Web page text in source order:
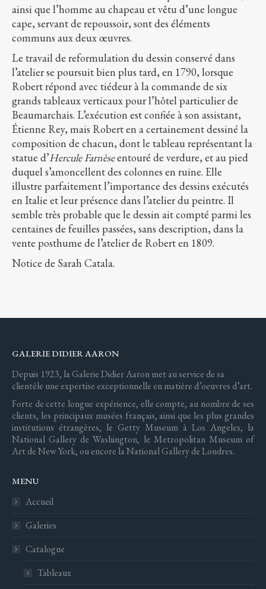
ainsi que l’homme au chapeau et vêtu d’une longue
cape, servant de repoussoir, sont des éléments
communs aux deux œuvres.
Le travail de reformulation du dessin conservé dans
l’atelier se poursuit bien plus tard, en 1790, lorsque
Robert répond avec tiédeur à la commande de six
grands tableaux verticaux pour l’hôtel particulier de
Beaumarchais. L’exécution est confiée à son assistant,
Étienne Rey, mais Robert en a certainement dessiné la
composition de chacun, dont le tableau représentant la
statue d’Hercule Farnèseentouré de verdure, et au pied
duquel s’amoncellent des colonnes en ruine. Elle
illustre parfaitement l’importance des dessins exécutés
en Italie et leur présence dans l’atelier du peintre. Il
semble très probable que le dessin ait compté parmi les
centaines de feuilles passées, sans description, dans la
vente posthume de l’atelier de Robert en 1809.
Notice de Sarah Catala.
GALERIE DIDIER AARON
Depuis 1923, la Galerie Didier Aaron met au service de sa
clientèle une expertise exceptionnelle en matière d’oeuvres d’art.
Forte de cette longue expérience, elle compte, au nombre de ses
clients, les principaux musées français, ainsi que les plus grandes
institutions étrangères, le Getty Museum à Los Angeles, la
National Gallery de Washington, le Metropolitan Museum of
Art de New York, ou encore la National Gallery de Londres.
MENU
Accueil
Galeries
Catalogue
Tableaux